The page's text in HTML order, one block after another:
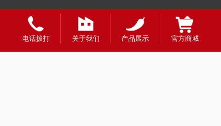
电话拨打 关于我们 产品展示 官方商城